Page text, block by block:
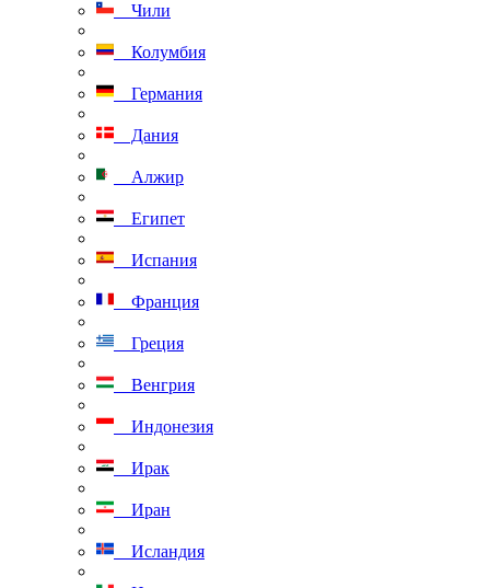
Чили
Колумбия
Германия
Дания
Алжир
Египет
Испания
Франция
Греция
Венгрия
Индонезия
Ирак
Иран
Исландия